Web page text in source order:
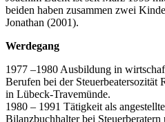
beiden haben zusammen zwei
Jonathan (2001).
Werdegang
1977 –1980 Ausbildung in
Berufen bei der
in Lübeck-Travemünde.
1980 – 1991 Tätigkeit als
Bilanzbuchhalter bei Steuerberatern